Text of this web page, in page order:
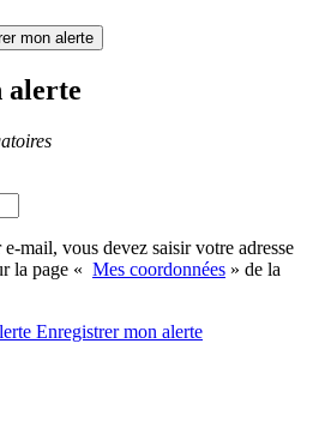
mon alerte
alerte
mail, vous devez saisir votre adresse
la page « Mes coordonnées » de la
Enregistrermon alerte